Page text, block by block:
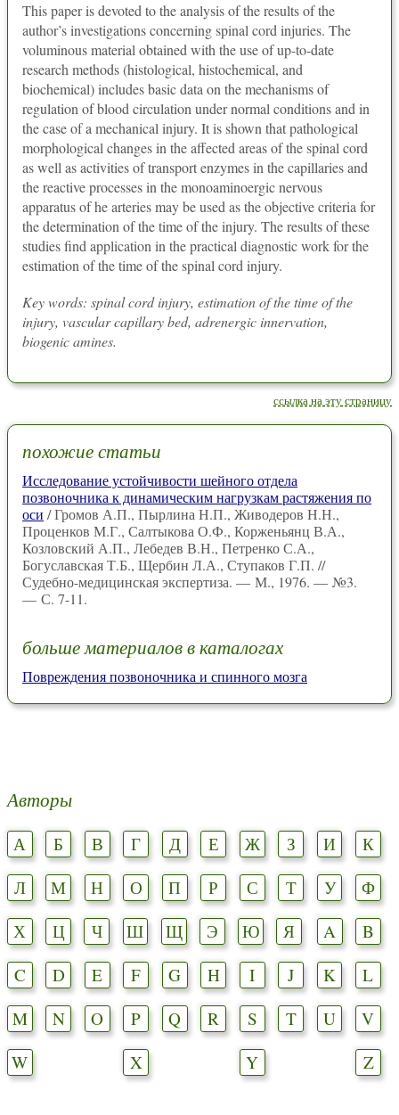
This paper is devoted to the analysis of the results of the
author’s investigations concerning spinal cord injuries. The
voluminous material obtained with the use of up-to-date
research methods (histological, histochemical, and
biochemical) includes basic data on the mechanisms of
regulation of blood circulation under normal conditions and in
the case of a mechanical injury. It is shown that pathological
morphological changes in the affected areas of the spinal cord
as well as activities of transport enzymes in the capillaries and
the reactive processes in the monoaminoergic nervous
apparatus of he arteries may be used as the objective criteria for
the determination of the time of the injury. The results of these
studies find application in the practical diagnostic work for the
estimation of the time of the spinal cord injury.
Key words: spinal cord injury, estimation of the time of the
injury, vascular capillary bed, adrenergic innervation,
biogenic amines.
ссылка на эту страницу
похожие статьи
Исследование устойчивости шейного отдела
позвоночника к динамическим нагрузкам растяжения по
оси / Громов А.П., Пырлина Н.П., Живодеров Н.Н.,
Проценков М.Г., Салтыкова О.Ф., Корженьянц В.А.,
Козловский А.П., Лебедев В.Н., Петренко С.А.,
Богуславская Т.Б., Щербин Л.А., Ступаков Г.П. //
Судебно-медицинская экспертиза. — М., 1976. — №3.
— С. 7-11.
больше материалов в каталогах
Повреждения позвоночника и спинного мозга
Авторы
А Б В Г Д Е Ж З И
К
Л
М Н О П Р С Т У
Ф
Х
Ц Ч Ш Щ Э Ю Я A
B
C
D E F G H I J K
L
M
N O P Q R S T U
V
W
X Y Z